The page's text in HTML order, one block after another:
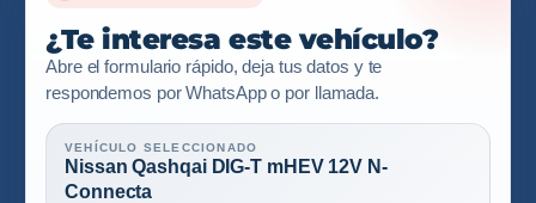
¿Te interesa este vehículo?
Abre el formulario rápido, deja tus datos y te
respondemos por WhatsApp o por llamada.
VEHÍCULO SELECCIONADO
Nissan Qashqai DIG-T mHEV 12V N-
Connecta